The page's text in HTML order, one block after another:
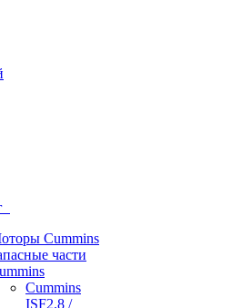
Cummins
части
Cummins
ISF2.8 /